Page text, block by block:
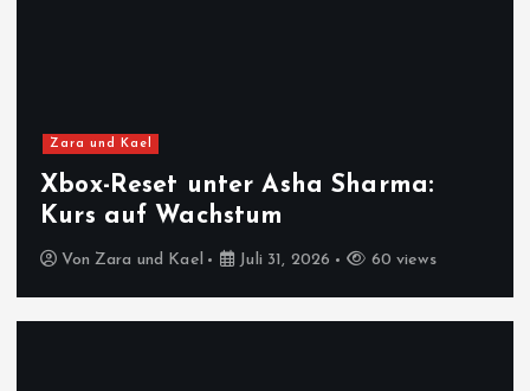
Zara und Kael
Xbox-Reset unter Asha Sharma:
Kurs auf Wachstum
Von Zara und Kael Juli 31, 2026 60 views